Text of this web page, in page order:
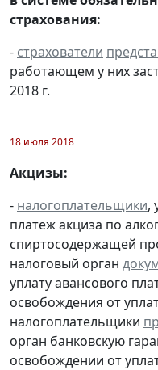
страхования:
- страхователи
работающем у них
2018 г.
18 июля 2018
Акцизы:
- налогоплательщики,
платеж акциза по
спиртосодержащей
налоговый орган
уплату авансового
освобождения от
налогоплательщики
орган банковскую
освобождении от